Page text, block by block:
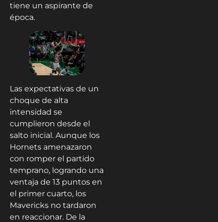
tiene un aspirante de
época.
Las expectativas de un
choque de alta
intensidad se
cumplieron desde el
salto inicial. Aunque los
Hornets amenazaron
con romper el partido
temprano, logrando una
ventaja de 13 puntos en
el primer cuarto, los
Mavericks no tardaron
en reaccionar. De la